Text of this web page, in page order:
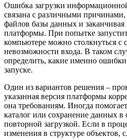
Ошибка загрузки
связана с различными
файлов базы данных и
платформы. При попытке
компьютере можно столкнуться
невозможности входа. В таком
определить, какие именно
запуске.
Один из вариантов решения –
указанная версия платформы
она требованиям. Иногда
каталог или сохранение данных
повторной загрузкой. Если в
изменения в структуре объектов,